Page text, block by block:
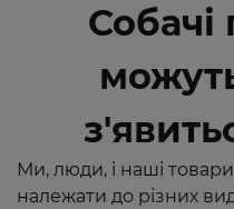
Собачі
Ми, люди, і наші
належати до різних